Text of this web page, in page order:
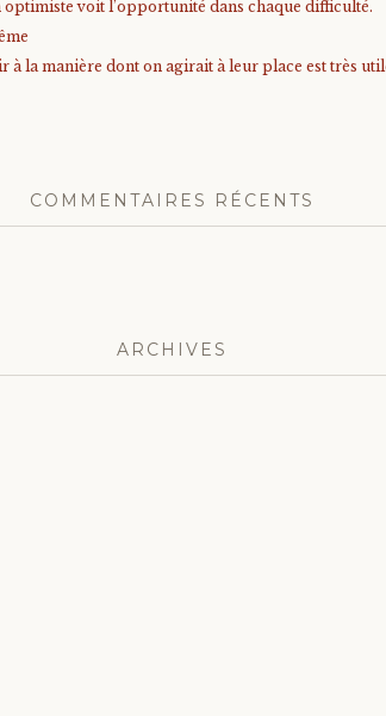
voit l’opportunité dans chaque difficulté.
à la manière dont on agirait à leur place est très
COMMENTAIRES RÉCENTS
ARCHIVES